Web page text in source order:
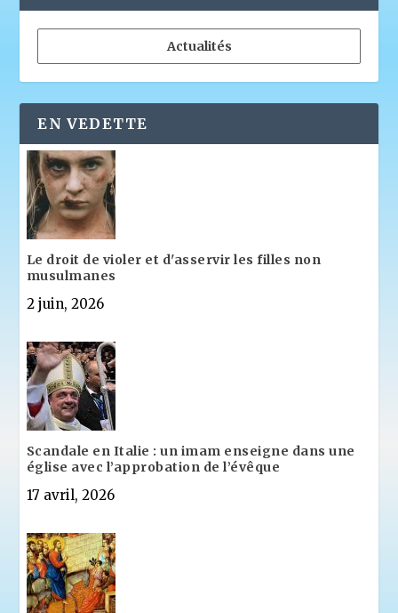
Actualités
EN VEDETTE
Le droit de violer et d'asservir les filles non
musulmanes
2 juin, 2026
Scandale en Italie : un imam enseigne dans une
église avec l’approbation de l’évêque
17 avril, 2026